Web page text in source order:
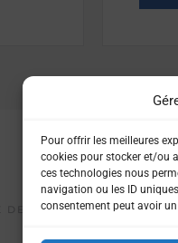
Pour offrir les meilleures
cookies pour stocker et/ou
ces technologies nous
navigation ou les ID
consentement peut avoir
DE CONFIDENTIALITÉ